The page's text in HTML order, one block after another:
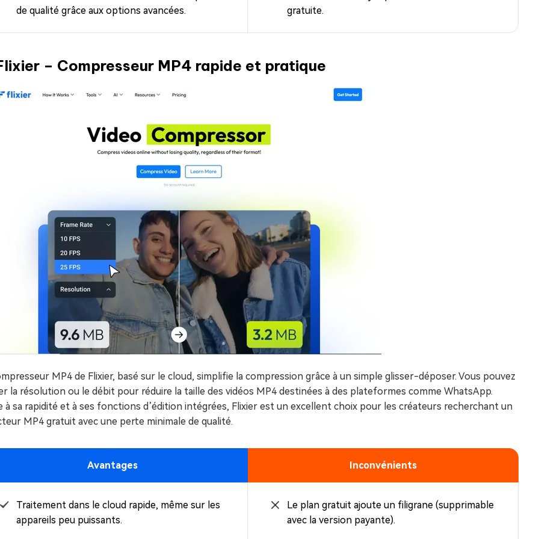
de qualité grâce aux options avancées.
gratuite.
– Compresseur MP4 rapide et pratique
MP4 de Flixier, basé sur le cloud, simplifie la compression grâce à un simple glisser-déposer. Vous pouvez
la résolution ou le débit pour réduire la taille des vidéos MP4 destinées à des plateformes comme WhatsApp.
à sa rapidité et à ses fonctions d’édition intégrées, Flixier est un excellent choix pour les créateurs recherchant un
MP4 gratuit avec une perte minimale de qualité.
Avantages Inconvénients
Traitement dans le cloud rapide, même sur les
appareils peu puissants.
Le plan gratuit ajoute un filigrane (supprimable
avec la version payante).